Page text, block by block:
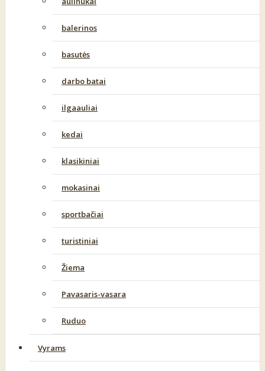
balerinos
basutės
darbo batai
ilgaauliai
kedai
klasikiniai
mokasinai
sportbačiai
turistiniai
Žiema
Pavasaris-vasara
Ruduo
Vyrams